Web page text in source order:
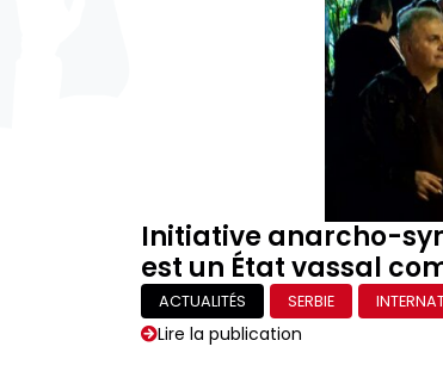
Initiative anarcho-
est un État vassal
ACTUALITÉS SERBIE
Lire la publication